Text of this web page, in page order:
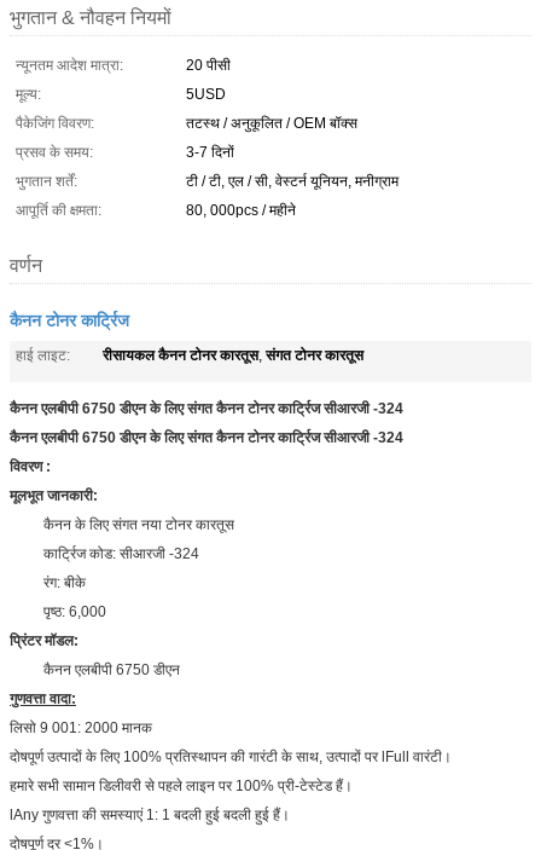
भुगतान & नौवहन नियमों
न्यूनतम आदेश मात्रा:
20 पीसी
मूल्य:
5USD
पैकेजिंग विवरण:
तटस्थ / अनुकूलित / OEM बॉक्स
प्रसव के समय:
3-7 दिनों
भुगतान शर्तें:
टी / टी, एल / सी, वेस्टर्न यूनियन, मनीग्राम
आपूर्ति की क्षमता:
80, 000pcs / महीने
वर्णन
कैनन टोनर कार्ट्रिज
हाई लाइट: रीसायकल कैनन टोनर कारतूस,संगत टोनर कारतूस
कैनन एलबीपी 6750 डीएन के लिए संगत कैनन टोनर कार्ट्रिज सीआरजी -324
कैनन एलबीपी 6750 डीएन के लिए संगत कैनन टोनर कार्ट्रिज सीआरजी -324
विवरण :
मूलभूत जानकारी:
कैनन के लिए संगत नया टोनर कारतूस
कार्ट्रिज कोड: सीआरजी -324
रंग: बीके
पृष्ठ: 6,000
प्रिंटर मॉडल:
कैनन एलबीपी 6750 डीएन
गुणवत्ता वादा:
लिसो 9 001: 2000 मानक
दोषपूर्ण उत्पादों के लिए 100% प्रतिस्थापन की गारंटी के साथ, उत्पादों पर lFull वारंटी।
हमारे सभी सामान डिलीवरी से पहले लाइन पर 100% प्री-टेस्टेड हैं।
lAny गुणवत्ता की समस्याएं 1: 1 बदली हुई बदली हुई हैं।
दोषपूर्ण दर <1%।